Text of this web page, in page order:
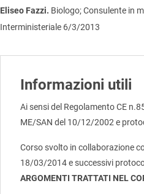
Eliseo Fazzi. Biologo; Consulente in
Interministeriale 6/3/2013
Informazioni utili
Ai sensi del Regolamento CE
ME/SAN del 10/12/2002 e
Corso svolto in collaborazione
18/03/2014 e successivi
ARGOMENTI TRATTATI NEL